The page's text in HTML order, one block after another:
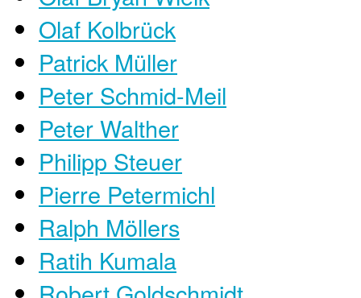
Olaf Kolbrück
Patrick Müller
Peter Schmid-Meil
Peter Walther
Philipp Steuer
Pierre Petermichl
Ralph Möllers
Ratih Kumala